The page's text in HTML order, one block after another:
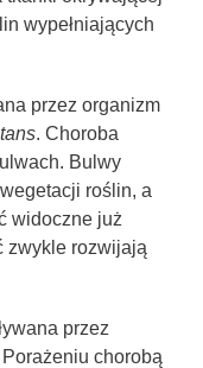
wypełniających
przez organizm
. Choroba
Bulwy
roślin, a
widoczne już
zwykle rozwijają
przez
Porażeniu chorobą